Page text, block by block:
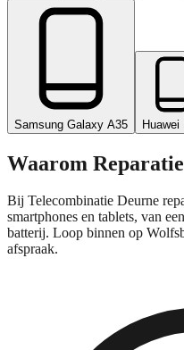
Samsung Galaxy A35 Huawei
Waarom Reparatie
Bij Telecombinatie Deurne
smartphones en tablets, van
batterij. Loop binnen op
afspraak.